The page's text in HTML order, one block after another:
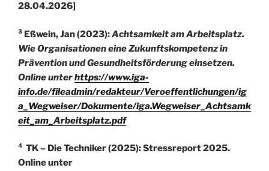
28.04.2026]
³ Eßwein, Jan (2023):Achtsamkeit am Arbeitsplatz.
Wie Organisationen eine Zukunftskompetenz in
Prävention und Gesundheitsförderung einsetzen.
Online unterhttps://www.iga-
info.de/fileadmin/redakteur/Veroeffentlichungen/ig
a_Wegweiser/Dokumente/iga.Wegweiser_Achtsamk
eit_am_Arbeitsplatz.pdf
⁴ TK – Die Techniker (2025): Stressreport 2025.
Online unter